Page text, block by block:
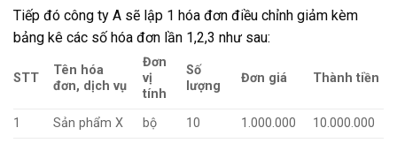
Tiếp đó công ty A sẽ lập 1 hóa đơn điều chỉnh giảm kèm
bảng kê các số hóa đơn lần 1,2,3 như sau:
STT
Tên hóa
đơn, dịch vụ
Đơn
vị
tính
Số
lượng
Đơn giá Thành tiền
1 Sản phẩm X bộ 10 1.000.000
10.000.000